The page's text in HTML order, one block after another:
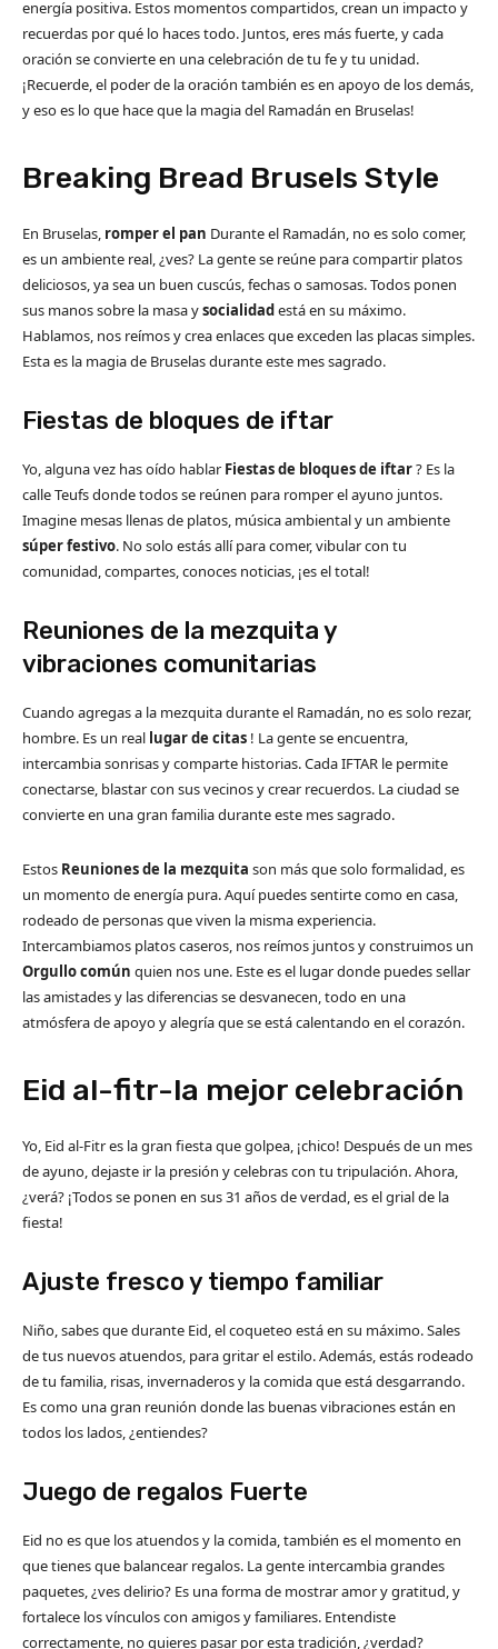
energía positiva. Estos momentos compartidos, crean un impacto y
recuerdas por qué lo haces todo. Juntos, eres más fuerte, y cada
oración se convierte en una celebración de tu fe y tu unidad.
¡Recuerde, el poder de la oración también es en apoyo de los demás,
y eso es lo que hace que la magia del Ramadán en Bruselas!
Breaking Bread Brusels Style
En Bruselas, romper el pan Durante el Ramadán, no es solo comer,
es un ambiente real, ¿ves? La gente se reúne para compartir platos
deliciosos, ya sea un buen cuscús, fechas o samosas. Todos ponen
sus manos sobre la masa ysocialidad está en su máximo.
Hablamos, nos reímos y crea enlaces que exceden las placas simples.
Esta es la magia de Bruselas durante este mes sagrado.
Fiestas de bloques de iftar
Yo, alguna vez has oído hablar Fiestas de bloques de iftar? Es la
calle Teufs donde todos se reúnen para romper el ayuno juntos.
Imagine mesas llenas de platos, música ambiental y un ambiente
súper festivo. No solo estás allí para comer, vibular con tu
comunidad, compartes, conoces noticias, ¡es el total!
Reuniones de la mezquita y
vibraciones comunitarias
Cuando agregas a la mezquita durante el Ramadán, no es solo rezar,
hombre. Es un real lugar de citas ! La gente se encuentra,
intercambia sonrisas y comparte historias. Cada IFTAR le permite
conectarse, blastar con sus vecinos y crear recuerdos. La ciudad se
convierte en una gran familia durante este mes sagrado.
Estos Reuniones de la mezquita son más que solo formalidad, es
un momento de energía pura. Aquí puedes sentirte como en casa,
rodeado de personas que viven la misma experiencia.
Intercambiamos platos caseros, nos reímos juntos y construimos un
Orgullo común quien nos une. Este es el lugar donde puedes sellar
las amistades y las diferencias se desvanecen, todo en una
atmósfera de apoyo y alegría que se está calentando en el corazón.
Eid al-fitr-la mejor celebración
Yo, Eid al-Fitr es la gran fiesta que golpea, ¡chico! Después de un mes
de ayuno, dejaste ir la presión y celebras con tu tripulación. Ahora,
¿verá? ¡Todos se ponen en sus 31 años de verdad, es el grial de la
fiesta!
Ajuste fresco y tiempo familiar
Niño, sabes que durante Eid, el coqueteo está en su máximo. Sales
de tus nuevos atuendos, para gritar el estilo. Además, estás rodeado
de tu familia, risas, invernaderos y la comida que está desgarrando.
Es como una gran reunión donde las buenas vibraciones están en
todos los lados, ¿entiendes?
Juego de regalos Fuerte
Eid no es que los atuendos y la comida, también es el momento en
que tienes que balancear regalos. La gente intercambia grandes
paquetes, ¿ves delirio? Es una forma de mostrar amor y gratitud, y
fortalece los vínculos con amigos y familiares. Entendiste
correctamente, no quieres pasar por esta tradición, ¿verdad?